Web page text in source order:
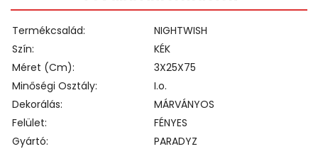
Termékcsalád
NIGHTWISH
Szín
KÉK
Méret (cm)
3X25X75
Minőségi Osztály
I.o.
Dekorálás
MÁRVÁNYOS
Felület
FÉNYES
Gyártó
PARADYZ